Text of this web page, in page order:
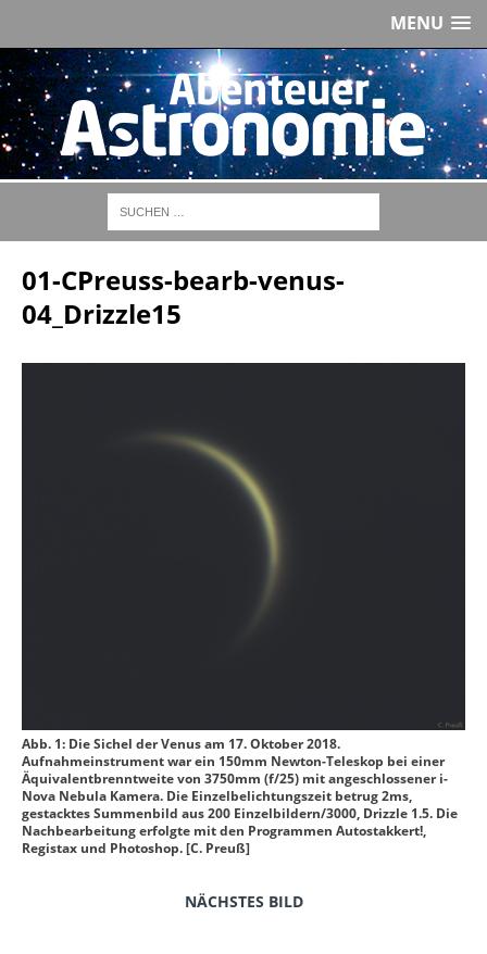
MENU
01-CPreuss-bearb-venus-
04_Drizzle15
Abb. 1: Die Sichel der Venus am 17. Oktober 2018.
Aufnahmeinstrument war ein 150mm Newton-Teleskop bei einer
Äquivalentbrenntweite von 3750mm (f/25) mit angeschlossener i-
Nova Nebula Kamera. Die Einzelbelichtungszeit betrug 2ms,
gestacktes Summenbild aus 200 Einzelbildern/3000, Drizzle 1.5. Die
Nachbearbeitung erfolgte mit den Programmen Autostakkert!,
Registax und Photoshop. [C. Preuß]
NÄCHSTES BILD